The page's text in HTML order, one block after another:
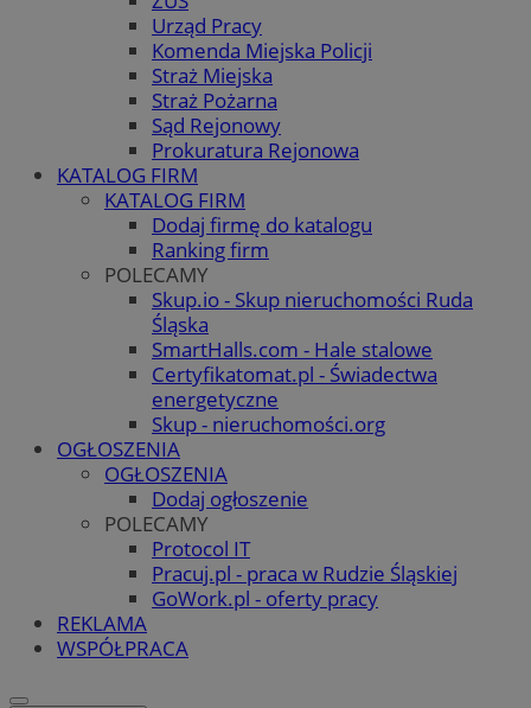
Urząd Pracy
Komenda Miejska Policji
Straż Miejska
Straż Pożarna
Sąd Rejonowy
Prokuratura Rejonowa
KATALOG FIRM
KATALOG FIRM
Dodaj firmę do katalogu
Ranking firm
POLECAMY
Skup.io - Skup nieruchomości Ruda
Śląska
SmartHalls.com - Hale stalowe
Certyfikatomat.pl - Świadectwa
energetyczne
Skup - nieruchomości.org
OGŁOSZENIA
OGŁOSZENIA
Dodaj ogłoszenie
POLECAMY
Protocol IT
Pracuj.pl - praca w Rudzie Śląskiej
GoWork.pl - oferty pracy
REKLAMA
WSPÓŁPRACA